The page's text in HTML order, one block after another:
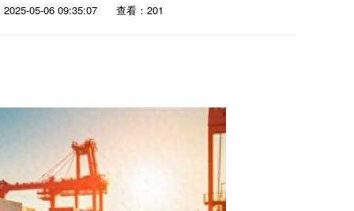
2025-05-06 09:35:07 查看：201